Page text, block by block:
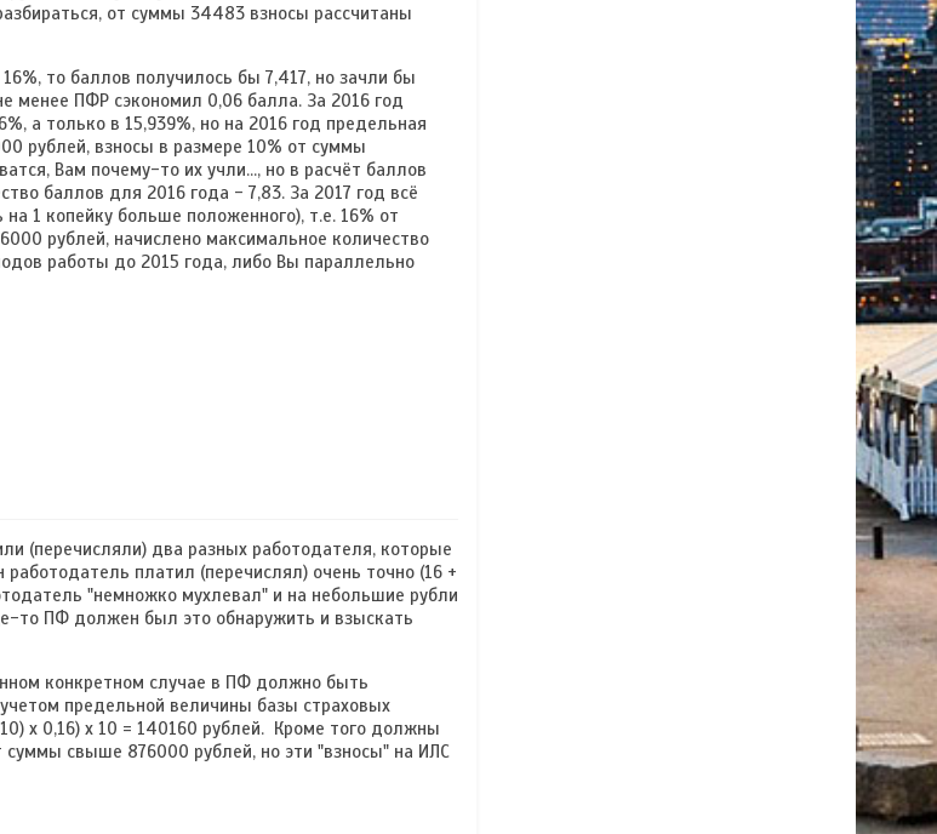
от суммы 34483 взносы рассчитаны
то баллов получилось бы 7,417, но зачли бы
менее ПФР сэкономил 0,06 балла. За 2016 год
а только в 15,939%, но на 2016 год предельная
рублей, взносы в размере 10% от суммы
Вам почему-то их учли..., но в расчёт баллов
баллов для 2016 года - 7,83. За 2017 год всё
1 копейку больше положенного), т.е. 16% от
рублей, начислено максимальное количество
работы до 2015 года, либо Вы параллельно
(перечисляли) два разных работодателя, которые
платил (перечислял) очень точно (16 +
"немножко мухлевал" и на небольшие рубли
то ПФ должен был это обнаружить и взыскать
конкретном случае в ПФ должно быть
предельной величины базы страховых
x 0,16) x 10 = 140160 рублей. Кроме того должны
свыше 876000 рублей, но эти "взносы" на ИЛС